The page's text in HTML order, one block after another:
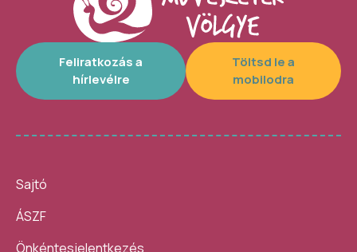
Feliratkozás a
hírlevélre
Töltsd le a
mobilodra
Sajtó
ÁSZF
Önkéntesjelentkezés